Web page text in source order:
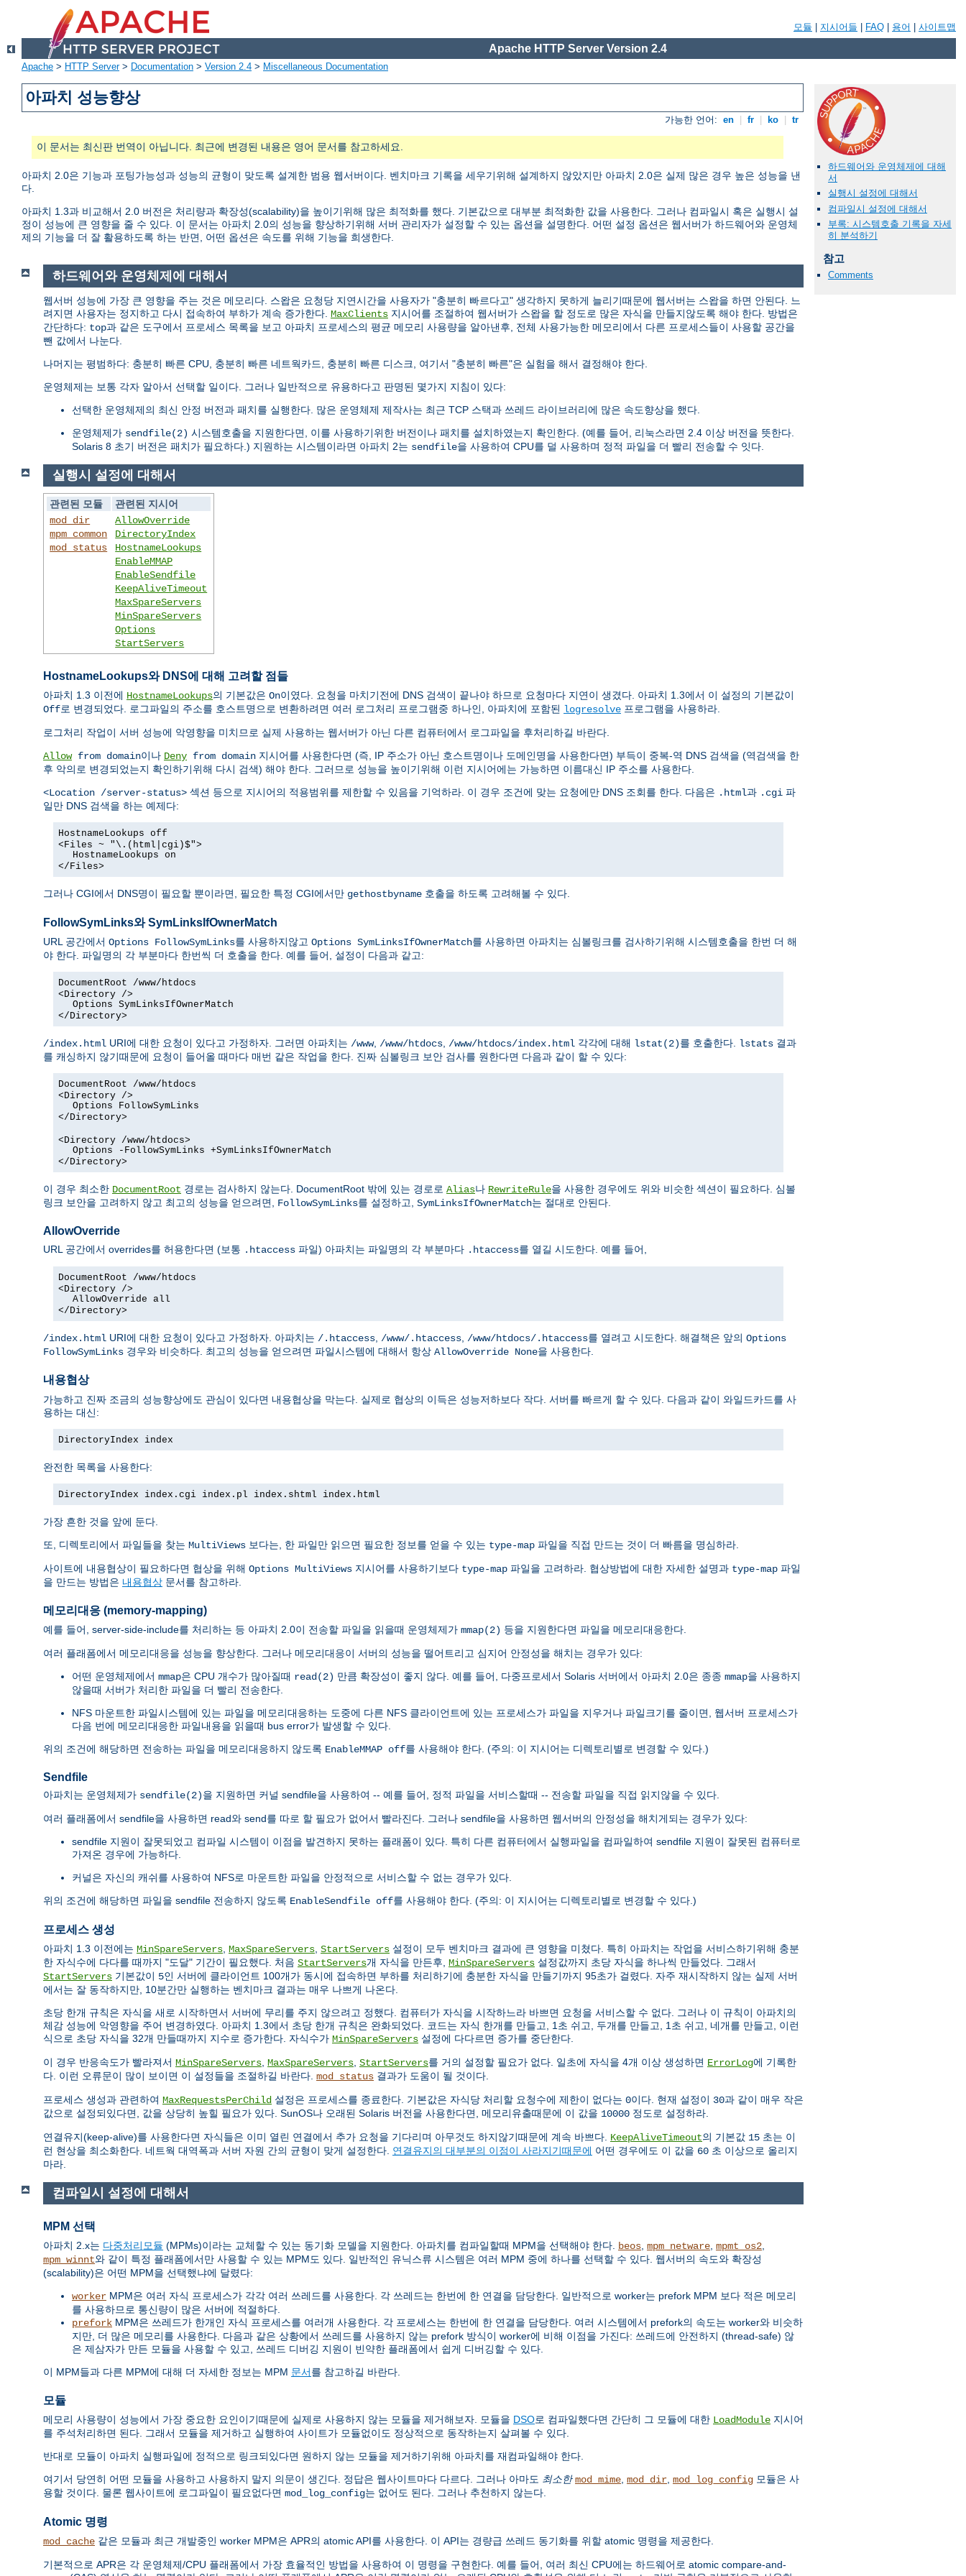
모듈 지시어들 FAQ 용어 사이트맵
Apache HTTP Server Version 2.4
Apache > HTTP Server> Documentation > Version 2.4 > Miscellaneous Documentation
아파치 성능향상
가능한 언어: en fr ko tr
이 문서는 최신판 번역이 아닙니다. 최근에 변경된 내용은 영어 문서를 참고하세요.
아파치 2.0은 기능과 포팅가능성과 성능의 균형이 맞도록 설계한 범용 웹서버이다. 벤치마크 기록을 세우기위해 설계하지 않았지만 아파치 2.0은 실제 많은 경우 높은 성능을 낸
다.
아파치 1.3과 비교해서 2.0 버전은 처리량과 확장성(scalability)을 높이기위해 많은 최적화를 했다. 기본값으로 대부분 최적화한 값을 사용한다. 그러나 컴파일시 혹은 실행시 설
정이 성능에 큰 영향을 줄 수 있다. 이 문서는 아파치 2.0의 성능을 향상하기위해 서버 관리자가 설정할 수 있는 옵션을 설명한다. 어떤 설정 옵션은 웹서버가 하드웨어와 운영체
제의 기능을 더 잘 활용하도록 하는 반면, 어떤 옵션은 속도를 위해 기능을 희생한다.
하드웨어와 운영체제에 대해
서
실행시 설정에 대해서
컴파일시 설정에 대해서
부록: 시스템호출 기록을 자세
히 분석하기
참고
Comments
하드웨어와 운영체제에 대해서
웹서버 성능에 가장 큰 영향을 주는 것은 메모리다. 스왑은 요청당 지연시간을 사용자가 "충분히 빠르다고" 생각하지 못하게 늘리기때문에 웹서버는 스왑을 하면 안된다. 느
려지면 사용자는 정지하고 다시 접속하여 부하가 계속 증가한다. MaxClients 지시어를 조절하여 웹서버가 스왑을 할 정도로 많은 자식을 만들지않도록 해야 한다. 방법은
간단하다: top과 같은 도구에서 프로세스 목록을 보고 아파치 프로세스의 평균 메모리 사용량을 알아낸후, 전체 사용가능한 메모리에서 다른 프로세스들이 사용할 공간을
뺀 값에서 나눈다.
나머지는 평범하다: 충분히 빠른 CPU, 충분히 빠른 네트웍카드, 충분히 빠른 디스크, 여기서 "충분히 빠른"은 실험을 해서 결정해야 한다.
운영체제는 보통 각자 알아서 선택할 일이다. 그러나 일반적으로 유용하다고 판명된 몇가지 지침이 있다:
선택한 운영체제의 최신 안정 버전과 패치를 실행한다. 많은 운영체제 제작사는 최근 TCP 스택과 쓰레드 라이브러리에 많은 속도향상을 했다.
운영체제가 sendfile(2) 시스템호출을 지원한다면, 이를 사용하기위한 버전이나 패치를 설치하였는지 확인한다. (예를 들어, 리눅스라면 2.4 이상 버전을 뜻한다.
Solaris 8 초기 버전은 패치가 필요하다.) 지원하는 시스템이라면 아파치 2는 sendfile을 사용하여 CPU를 덜 사용하며 정적 파일을 더 빨리 전송할 수 잇다.
실행시 설정에 대해서
관련된 모듈
관련된 지시어
mod_dir
mpm_common
mod_status
AllowOverride
DirectoryIndex
HostnameLookups
EnableMMAP
EnableSendfile
KeepAliveTimeout
MaxSpareServers
MinSpareServers
Options
StartServers
HostnameLookups와 DNS에 대해 고려할 점들
아파치 1.3 이전에 HostnameLookups의 기본값은 On이였다. 요청을 마치기전에 DNS 검색이 끝나야 하므로 요청마다 지연이 생겼다. 아파치 1.3에서 이 설정의 기본값이
Off로 변경되었다. 로그파일의 주소를 호스트명으로 변환하려면 여러 로그처리 프로그램중 하나인, 아파치에 포함된 logresolve 프로그램을 사용하라.
로그처리 작업이 서버 성능에 악영향을 미치므로 실제 사용하는 웹서버가 아닌 다른 컴퓨터에서 로그파일을 후처리하길 바란다.
Allowfrom domain이나 Deny from domain 지시어를 사용한다면 (즉, IP 주소가 아닌 호스트명이나 도메인명을 사용한다면) 부득이 중복-역 DNS 검색을 (역검색을 한
후 악의로 변경되었는지 확인하기위해 다시 검색) 해야 한다. 그러므로 성능을 높이기위해 이런 지시어에는 가능하면 이름대신 IP 주소를 사용한다.
<Location /server-status> 섹션 등으로 지시어의 적용범위를 제한할 수 있음을 기억하라. 이 경우 조건에 맞는 요청에만 DNS 조회를 한다. 다음은 .html과 .cgi 파
일만 DNS 검색을 하는 예제다:
HostnameLookups off
<Files ~ "\.(html|cgi)$">
HostnameLookups on
</Files>
그러나 CGI에서 DNS명이 필요할 뿐이라면, 필요한 특정 CGI에서만 gethostbyname 호출을 하도록 고려해볼 수 있다.
FollowSymLinks와 SymLinksIfOwnerMatch
URL 공간에서 Options FollowSymLinks를 사용하지않고 Options SymLinksIfOwnerMatch를 사용하면 아파치는 심볼링크를 검사하기위해 시스템호출을 한번 더 해
야 한다. 파일명의 각 부분마다 한번씩 더 호출을 한다. 예를 들어, 설정이 다음과 같고:
DocumentRoot /www/htdocs
<Directory />
Options SymLinksIfOwnerMatch
</Directory>
/index.html URI에 대한 요청이 있다고 가정하자. 그러면 아파치는 /www, /www/htdocs, /www/htdocs/index.html 각각에 대해 lstat(2)를 호출한다. lstats 결과
를 캐싱하지 않기때문에 요청이 들어올 때마다 매번 같은 작업을 한다. 진짜 심볼링크 보안 검사를 원한다면 다음과 같이 할 수 있다:
DocumentRoot /www/htdocs
<Directory />
Options FollowSymLinks
</Directory>
<Directory /www/htdocs>
Options -FollowSymLinks +SymLinksIfOwnerMatch
</Directory>
이 경우 최소한 DocumentRoot 경로는 검사하지 않는다. DocumentRoot 밖에 있는 경로로 Alias나 RewriteRule을 사용한 경우에도 위와 비슷한 섹션이 필요하다. 심볼
링크 보안을 고려하지 않고 최고의 성능을 얻으려면, FollowSymLinks를 설정하고, SymLinksIfOwnerMatch는 절대로 안된다.
AllowOverride
URL 공간에서 overrides를 허용한다면 (보통 .htaccess 파일) 아파치는 파일명의 각 부분마다 .htaccess를 열길 시도한다. 예를 들어,
DocumentRoot /www/htdocs
<Directory />
AllowOverride all
</Directory>
/index.html URI에 대한 요청이 있다고 가정하자. 아파치는 /.htaccess /www/.htaccess /www/htdocs/.htaccess를 열려고 시도한다. 해결책은 앞의 Options
FollowSymLinks 경우와 비슷하다. 최고의 성능을 얻으려면 파일시스템에 대해서 항상 AllowOverride None을 사용한다.
내용협상
가능하고 진짜 조금의 성능향상에도 관심이 있다면 내용협상을 막는다. 실제로 협상의 이득은 성능저하보다 작다. 서버를 빠르게 할 수 있다. 다음과 같이 와일드카드를 사
용하는 대신:
DirectoryIndex index
완전한 목록을 사용한다:
DirectoryIndex index.cgi index.pl index.shtml index.html
가장 흔한 것을 앞에 둔다.
또, 디렉토리에서 파일들을 찾는 MultiViews 보다는, 한 파일만 읽으면 필요한 정보를 얻을 수 있는 type-map 파일을 직접 만드는 것이 더 빠름을 명심하라.
사이트에 내용협상이 필요하다면 협상을 위해 Options MultiViews 지시어를 사용하기보다 type-map 파일을 고려하라. 협상방법에 대한 자세한 설명과 type-map 파일
을 만드는 방법은 내용협상 문서를 참고하라.
메모리대응 (memory-mapping)
예를 들어, server-side-include를 처리하는 등 아파치 2.0이 전송할 파일을 읽을때 운영체제가 mmap(2) 등을 지원한다면 파일을 메모리대응한다.
여러 플래폼에서 메모리대응을 성능을 향상한다. 그러나 메모리대응이 서버의 성능을 떨어트리고 심지어 안정성을 해치는 경우가 있다:
어떤 운영체제에서 mmap은 CPU 개수가 많아질때 read(2) 만큼 확장성이 좋지 않다. 예를 들어, 다중프로세서 Solaris 서버에서 아파치 2.0은 종종 mmap을 사용하지
않을때 서버가 처리한 파일을 더 빨리 전송한다.
NFS 마운트한 파일시스템에 있는 파일을 메모리대응하는 도중에 다른 NFS 클라이언트에 있는 프로세스가 파일을 지우거나 파일크기를 줄이면, 웹서버 프로세스가
다음 번에 메모리대응한 파일내용을 읽을때 bus error가 발생할 수 있다.
위의 조건에 해당하면 전송하는 파일을 메모리대응하지 않도록 EnableMMAP off를 사용해야 한다. (주의: 이 지시어는 디렉토리별로 변경할 수 있다.)
Sendfile
아파치는 운영체제가 sendfile(2)을 지원하면 커널 sendfile을 사용하여 -- 예를 들어, 정적 파일을 서비스할때 -- 전송할 파일을 직접 읽지않을 수 있다.
여러 플래폼에서 sendfile을 사용하면 read와 send를 따로 할 필요가 없어서 빨라진다. 그러나 sendfile을 사용하면 웹서버의 안정성을 해치게되는 경우가 있다:
sendfile 지원이 잘못되었고 컴파일 시스템이 이점을 발견하지 못하는 플래폼이 있다. 특히 다른 컴퓨터에서 실행파일을 컴파일하여 sendfile 지원이 잘못된 컴퓨터로
가져온 경우에 가능하다.
커널은 자신의 캐쉬를 사용하여 NFS로 마운트한 파일을 안정적으로 서비스할 수 없는 경우가 있다.
위의 조건에 해당하면 파일을 sendfile 전송하지 않도록 EnableSendfile off를 사용해야 한다. (주의: 이 지시어는 디렉토리별로 변경할 수 있다.)
프로세스 생성
아파치 1.3 이전에는 MinSpareServers, MaxSpareServers, StartServers 설정이 모두 벤치마크 결과에 큰 영향을 미쳤다. 특히 아파치는 작업을 서비스하기위해 충분
한 자식수에 다다를 때까지 "도달" 기간이 필요했다. 처음 StartServers개 자식을 만든후, MinSpareServers 설정값까지 초당 자식을 하나씩 만들었다. 그래서
StartServers 기본값이 5인 서버에 클라이언트 100개가 동시에 접속하면 부하를 처리하기에 충분한 자식을 만들기까지 95초가 걸렸다. 자주 재시작하지 않는 실제 서버
에서는 잘 동작하지만, 10분간만 실행하는 벤치마크 결과는 매우 나쁘게 나온다.
초당 한개 규칙은 자식을 새로 시작하면서 서버에 무리를 주지 않으려고 정했다. 컴퓨터가 자식을 시작하느라 바쁘면 요청을 서비스할 수 없다. 그러나 이 규칙이 아파치의
체감 성능에 악영향을 주어 변경하였다. 아파치 1.3에서 초당 한개 규칙은 완화되었다. 코드는 자식 한개를 만들고, 1초 쉬고, 두개를 만들고, 1초 쉬고, 네개를 만들고, 이런
식으로 초당 자식을 32개 만들때까지 지수로 증가한다. 자식수가 MinSpareServers 설정에 다다르면 증가를 중단한다.
이 경우 반응속도가 빨라져서 MinSpareServers, MaxSpareServers, StartServers를 거의 설정할 필요가 없다. 일초에 자식을 4개 이상 생성하면 ErrorLog에 기록한
다. 이런 오류문이 많이 보이면 이 설정들을 조절하길 바란다. mod_status 결과가 도움이 될 것이다.
프로세스 생성과 관련하여 MaxRequestsPerChild 설정은 프로세스를 종료한다. 기본값은 자식당 처리할 요청수에 제한이 없다는 0이다. 현재 설정이 30과 같이 매우 작은
값으로 설정되있다면, 값을 상당히 높힐 필요가 있다. SunOS나 오래된 Solaris 버전을 사용한다면, 메모리유출때문에 이 값을 10000 정도로 설정하라.
연결유지(keep-alive)를 사용한다면 자식들은 이미 열린 연결에서 추가 요청을 기다리며 아무것도 하지않기때문에 계속 바쁘다. KeepAliveTimeout의 기본값 15 초는 이
런 현상을 최소화한다. 네트웍 대역폭과 서버 자원 간의 균형이 맞게 설정한다. 연결유지의 대부분의 이점이 사라지기때문에 어떤 경우에도 이 값을 60 초 이상으로 올리지
마라.
컴파일시 설정에 대해서
MPM 선택
아파치 2.x는 다중처리모듈 (MPMs)이라는 교체할 수 있는 동기화 모델을 지원한다. 아파치를 컴파일할때 MPM을 선택해야 한다. beos mpm_netware mpmt_os2
mpm_winnt와 같이 특정 플래폼에서만 사용할 수 있는 MPM도 있다. 일반적인 유닉스류 시스템은 여러 MPM 중에 하나를 선택할 수 있다. 웹서버의 속도와 확장성
(scalability)은 어떤 MPM을 선택했냐에 달렸다:
worker MPM은 여러 자식 프로세스가 각각 여러 쓰레드를 사용한다. 각 쓰레드는 한번에 한 연결을 담당한다. 일반적으로 worker는 prefork MPM 보다 적은 메모리
를 사용하므로 통신량이 많은 서버에 적절하다.
prefork MPM은 쓰레드가 한개인 자식 프로세스를 여러개 사용한다. 각 프로세스는 한번에 한 연결을 담당한다. 여러 시스템에서 prefork의 속도는 worker와 비슷하
지만, 더 많은 메모리를 사용한다. 다음과 같은 상황에서 쓰레드를 사용하지 않는 prefork 방식이 worker에 비해 이점을 가진다: 쓰레드에 안전하지 (thread-safe) 않
은 제삼자가 만든 모듈을 사용할 수 있고, 쓰레드 디버깅 지원이 빈약한 플래폼에서 쉽게 디버깅할 수 있다.
이 MPM들과 다른 MPM에 대해 더 자세한 정보는 MPM 문서를 참고하길 바란다.
모듈
메모리 사용량이 성능에서 가장 중요한 요인이기때문에 실제로 사용하지 않는 모듈을 제거해보자. 모듈을 DSO로 컴파일했다면 간단히 그 모듈에 대한 LoadModule 지시어
를 주석처리하면 된다. 그래서 모듈을 제거하고 실행하여 사이트가 모듈없이도 정상적으로 동작하는지 살펴볼 수 있다.
반대로 모듈이 아파치 실행파일에 정적으로 링크되있다면 원하지 않는 모듈을 제거하기위해 아파치를 재컴파일해야 한다.
여기서 당연히 어떤 모듈을 사용하고 사용하지 말지 의문이 생긴다. 정답은 웹사이트마다 다르다. 그러나 아마도 최소한 mod_mime mod_dir mod_log_config 모듈은 사
용할 것이다. 물론 웹사이트에 로그파일이 필요없다면 mod_log_config는 없어도 된다. 그러나 추천하지 않는다.
Atomic 명령
mod_cache 같은 모듈과 최근 개발중인 worker MPM은 APR의 atomic API를 사용한다. 이 API는 경량급 쓰레드 동기화를 위할 atomic 명령을 제공한다.
기본적으로 APR은 각 운영체제/CPU 플래폼에서 가장 효율적인 방법을 사용하여 이 명령을 구현한다. 예를 들어, 여러 최신 CPU에는 하드웨어로 atomic compare-and-